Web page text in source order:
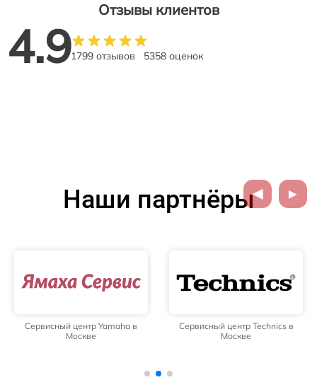
Отзывы клиентов
4.91799 отзывов 5358 оценок
Наши партнёры
Сервисный центр Yamaha в
Москве
Сервисный центр Technics в
Москве